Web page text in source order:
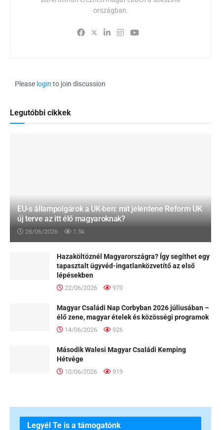
országban.
Please login to join discussion
Legutóbbi cikkek
EU-s állampolgárok a UK-ben: mit jelentene Reform UK
új terve az itt élő magyaroknak?
26/06/2026 1.5k
Hazaköltöznél Magyarországra? Így segíthet egy
tapasztalt ügyvéd-ingatlanközvetítő az első
lépésekben
22/06/2026 970
Magyar Családi Nap Corbyban 2026 júliusában –
élő zene, magyar ételek és közösségi programok
14/06/2026 926
Második Walesi Magyar Családi Kemping
Hétvége
10/06/2026 919
Legyél Te is a támogatónk